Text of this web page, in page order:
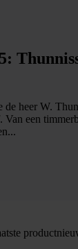
heer W.
Van een